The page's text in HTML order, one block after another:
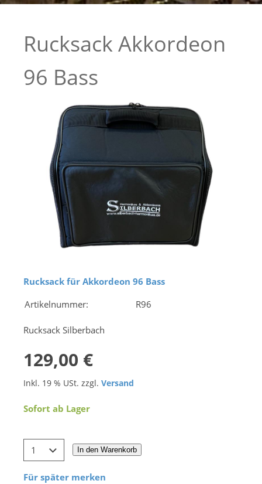
Rucksack Akkordeon
96 Bass
Rucksack für Akkordeon 96 Bass
Artikelnummer:
R96
Rucksack Silberbach
129,00 €
Inkl. 19 % USt. zzgl. Versand
Sofort ab Lager
In den Warenkorb
Für später merken